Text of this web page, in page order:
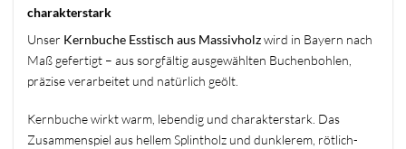
charakterstark
Unser Kernbuche Esstisch aus Massivholzwird in Bayern nach
Maß gefertigt – aus sorgfältig ausgewählten Buchenbohlen,
präzise verarbeitet und natürlich geölt.
Kernbuche wirkt warm, lebendig und charakterstark. Das
Zusammenspiel aus hellem Splintholz und dunklerem, rötlich-